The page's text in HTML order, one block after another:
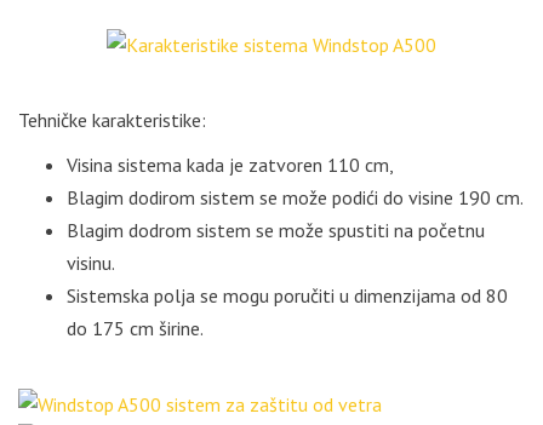
Tehničke karakteristike:
Visina sistema kada je zatvoren 110 cm,
Blagim dodirom sistem se može podići do visine 190 cm.
Blagim dodrom sistem se može spustiti na početnu
visinu.
Sistemska polja se mogu poručiti u dimenzijama od 80
do 175 cm širine.